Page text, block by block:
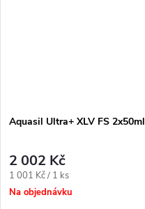
Aquasil Ultra+ XLV FS 2x50ml
2 002 Kč
Měrná
cena:
1 001 Kč / 1 ks
Na objednávku